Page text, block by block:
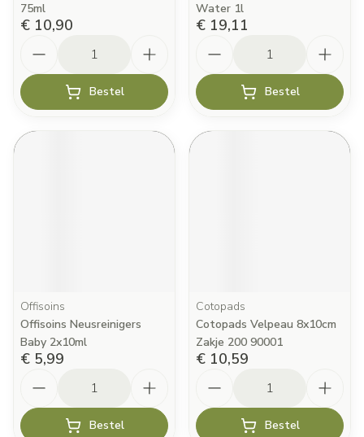
75ml
€ 10,90
Bestel
Water 1l
€ 19,11
Bestel
Offisoins
Offisoins Neusreinigers
Baby 2x10ml
€ 5,99
Bestel
Cotopads
Cotopads Velpeau 8x10cm
Zakje 200 90001
€ 10,59
Bestel